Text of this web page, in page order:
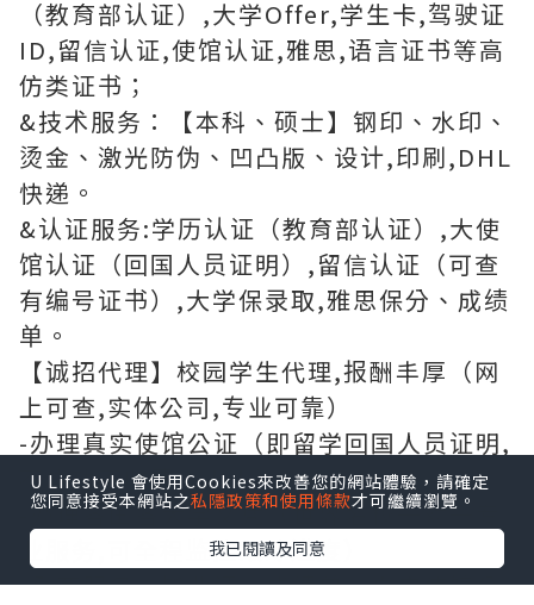
（教育部认证）,大学Offer,学生卡,驾驶证
ID,留信认证,使馆认证,雅思,语言证书等高
仿类证书；
&技术服务：【本科、硕士】钢印、水印、
烫金、激光防伪、凹凸版、设计,印刷,DHL
快递。
&认证服务:学历认证（教育部认证）,大使
馆认证（回国人员证明）,留信认证（可查
有编号证书）,大学保录取,雅思保分、成绩
单。
【诚招代理】校园学生代理,报酬丰厚（网
上可查,实体公司,专业可靠）
-办理真实使馆公证（即留学回国人员证明,
不成功不收费！！！）
-办理各国各大学文凭（世界名校一对一专
业服务,可全程监控跟踪进度）
-全套服务：毕业证、成绩单、真实使馆公
U Lifestyle 會使用Cookies來改善您的網站體驗，請確定
您同意接受本網站之私隱政策和使用條款才可繼續瀏覽。
我已閱讀及同意